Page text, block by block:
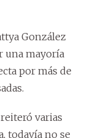
González
una mayoría
por más de
varias
todavía no se